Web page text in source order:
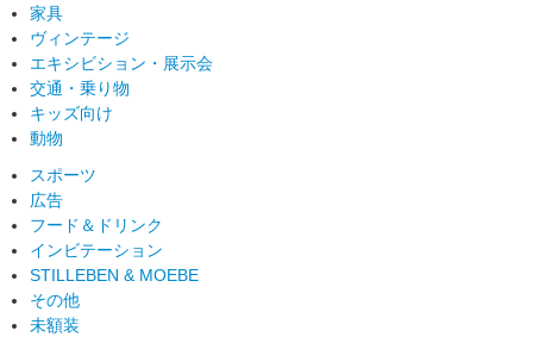
家具
ヴィンテージ
エキシビション・展示会
交通・乗り物
キッズ向け
動物
スポーツ
広告
フード＆ドリンク
インビテーション
STILLEBEN & MOEBE
その他
未額装